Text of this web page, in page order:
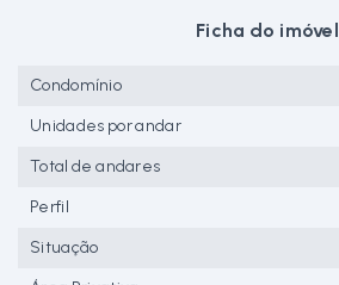
Ficha do imóvel
Condomínio
Unidades por andar
Total de andares
Perfil
Situação